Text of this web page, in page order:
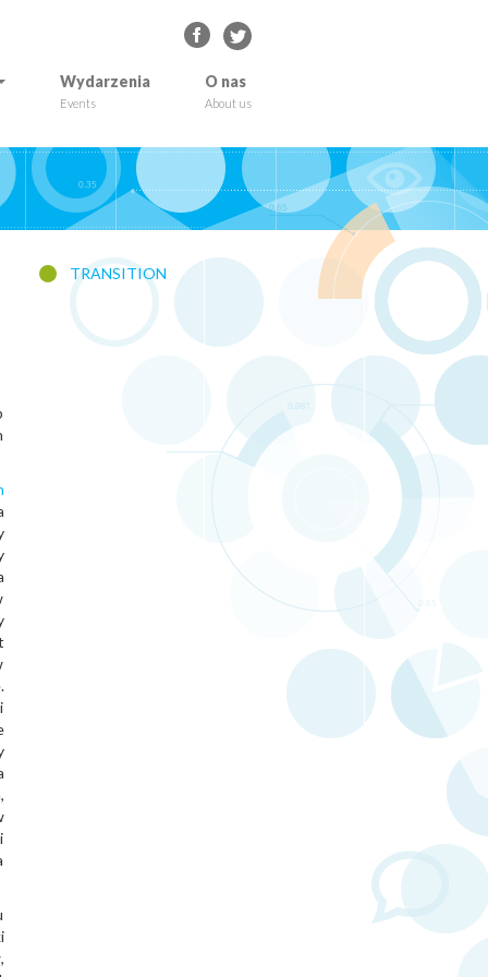
Wydarzenia
Events
O nas
About us
TRANSITION